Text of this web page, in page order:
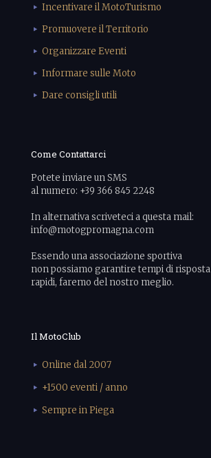
Incentivare il MotoTurismo
Promuovere il Territorio
Organizzare Eventi
Informare sulle Moto
Dare consigli utili
Come Contattarci
Potete inviare un SMS
al numero: +39 366 845 2248
In alternativa scriveteci a questa mail:
info@motogpromagna.com
Essendo una associazione sportiva
non possiamo garantire tempi di risposta
rapidi, faremo del nostro meglio.
Il MotoClub
Online dal 2007
+1500 eventi / anno
Sempre in Piega